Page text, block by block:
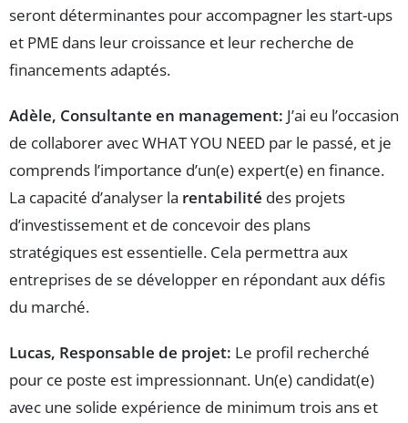
seront déterminantes pour accompagner les start-ups
et PME dans leur croissance et leur recherche de
financements adaptés.
Adèle, Consultante en management: J’ai eu l’occasion
de collaborer avec WHAT YOU NEED par le passé, et je
comprends l’importance d’un(e) expert(e) en finance.
La capacité d’analyser la rentabilité des projets
d’investissement et de concevoir des plans
stratégiques est essentielle. Cela permettra aux
entreprises de se développer en répondant aux défis
du marché.
Lucas, Responsable de projet: Le profil recherché
pour ce poste est impressionnant. Un(e) candidat(e)
avec une solide expérience de minimum trois ans et